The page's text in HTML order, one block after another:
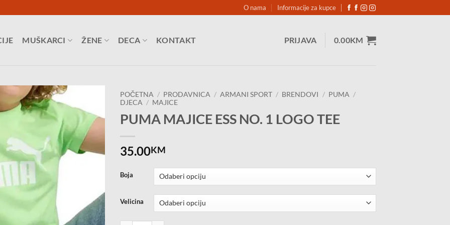
O nama Informacije za kupce
MUŠKARCI ŽENE DECA KONTAKT PRIJAVA 0.00KM
POČETNA / PRODAVNICA / ARMANI SPORT / BRENDOVI / PUMA /
DJECA / MAJICE
PUMA MAJICE ESS NO. 1 LOGO TEE
35.00KM
Boja
Velicina